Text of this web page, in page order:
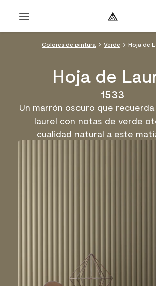
Colores de pintura Verde Hoja de
Hoja de
1533
Un marrón oscuro que
laurel con notas de verde
cualidad natural a este